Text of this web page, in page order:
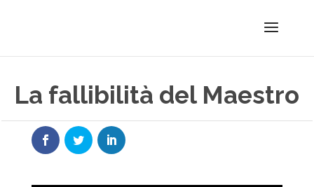
La fallibilità del Maestro